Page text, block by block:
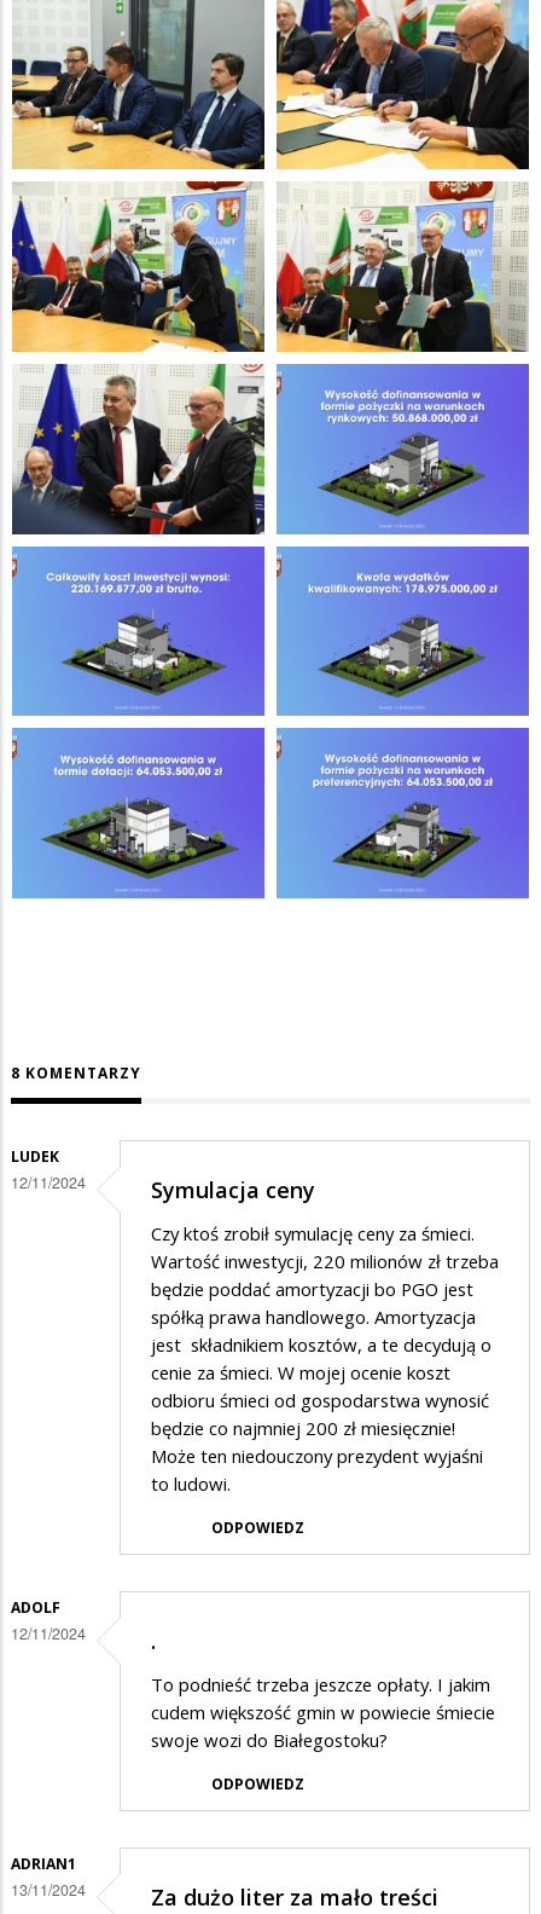
8 KOMENTARZY
LUDEK
12/11/2024 Symulacja ceny
Czy ktoś zrobił symulację ceny za śmieci.
Wartość inwestycji, 220 milionów zł trzeba
będzie poddać amortyzacji bo PGO jest
spółką prawa handlowego. Amortyzacja
jest składnikiem kosztów, a te decydują o
cenie za śmieci. W mojej ocenie koszt
odbioru śmieci od gospodarstwa wynosić
będzie co najmniej 200 zł miesięcznie!
Może ten niedouczony prezydent wyjaśni
to ludowi.
ODPOWIEDZ
ADOLF
12/11/2024 .
To podnieść trzeba jeszcze opłaty. I jakim
cudem większość gmin w powiecie śmiecie
swoje wozi do Białegostoku?
ODPOWIEDZ
ADRIAN1
13/11/2024 Za dużo liter za mało treści